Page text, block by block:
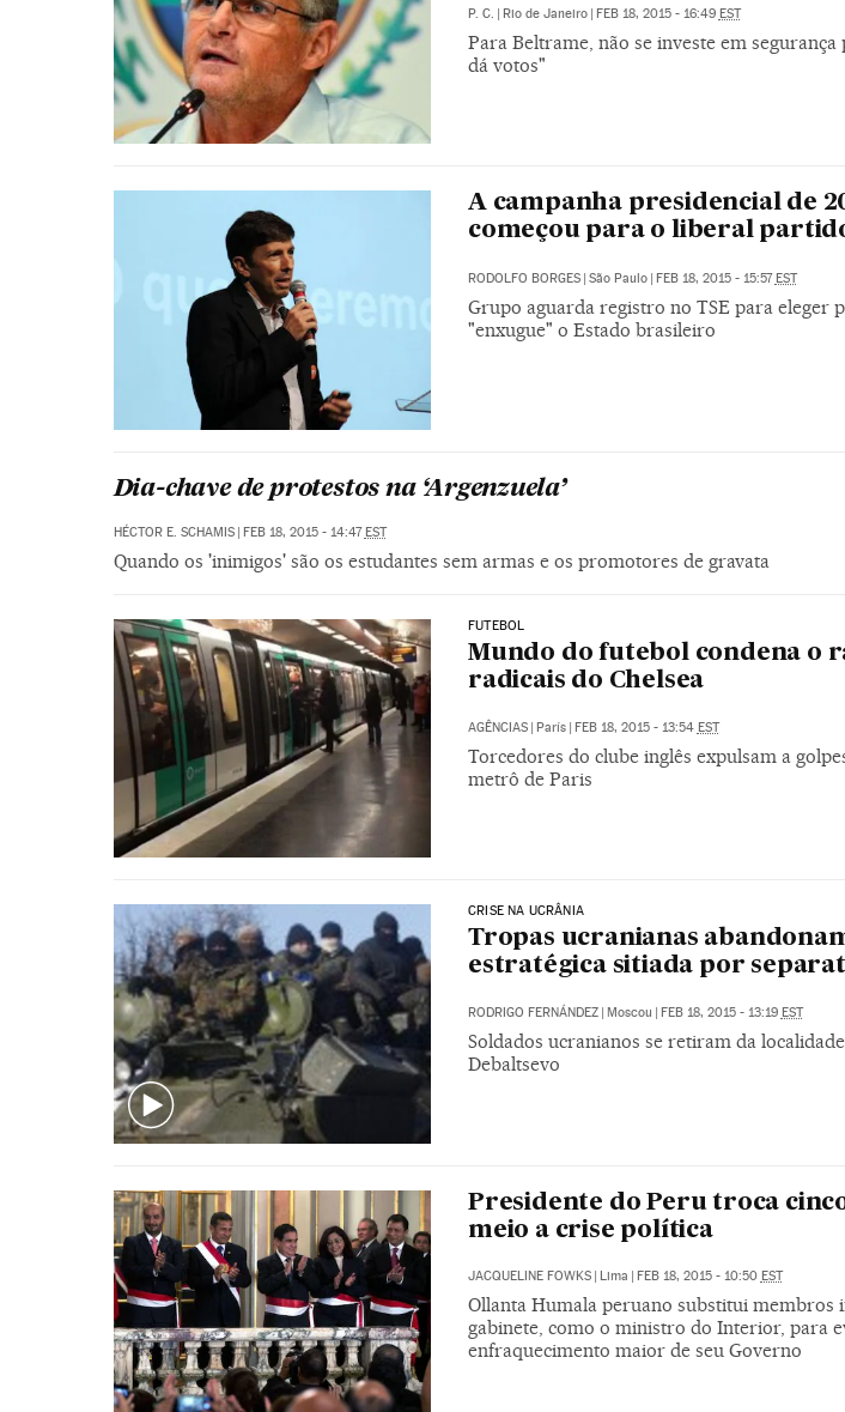
P. C. | Rio de Janeiro | FEB 18, 2015 - 16:49 EST
Para Beltrame, não se investe em
dá votos"
A campanha presidencial de
começou para o liberal
RODOLFO BORGES São Paulo FEB 18, 2015 - 15:57 EST
Grupo aguarda registro no TSE para eleger
"enxugue" o Estado brasileiro
Dia-chave de protestos na ‘Argenzuela’
HÉCTOR E. SCHAMIS | FEB 18, 2015 - 14:47EST
Quando os 'inimigos' são os estudantes sem armas e os promotores de gravata
FUTEBOL
Mundo do futebol condena o
radicais do Chelsea
AGÊNCIAS | París | FEB 18, 2015 - 13:54 EST
Torcedores do clube inglês expulsam a
metrô de Paris
CRISE NA UCRÂNIA
Tropas ucranianas
estratégica sitiada por
RODRIGO FERNÁNDEZ Moscou FEB 18, 2015 - 13:19 EST
Soldados ucranianos se retiram da
Debaltsevo
Presidente do Peru troca
meio a crise política
JACQUELINE FOWKS Lima FEB 18, 2015 - 10:50 EST
Ollanta Humala peruano substitui membros
gabinete, como o ministro do Interior, para
enfraquecimento maior de seu Governo